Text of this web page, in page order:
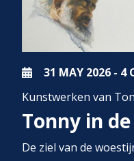
31 MAY 2026 - 4
Kunstwerken van
Tonny in
De ziel van de